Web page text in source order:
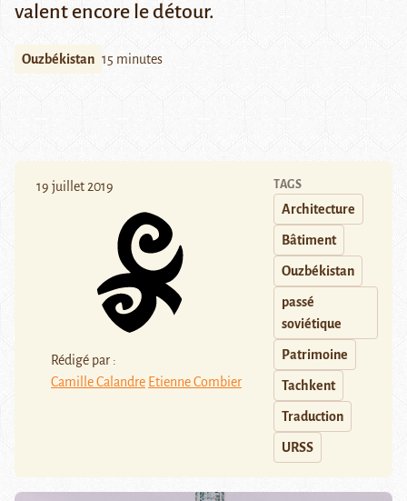
valent encore le détour.
Ouzbékistan 15 minutes
19 juillet 2019
Rédigé par :
Camille Calandre Etienne Combier
TAGS
Architecture
Bâtiment
Ouzbékistan
passé
soviétique
Patrimoine
Tachkent
Traduction
URSS